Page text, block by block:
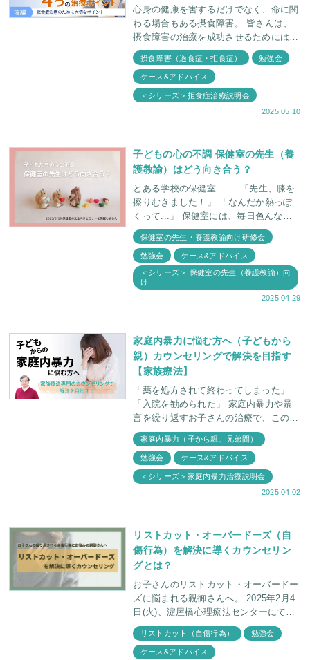
心身の健康を害するだけでなく、命に関
わる場合もある摂食障害。 皆さんは、
摂食障害の治療を成功させるためには何
が大切だと思いますか？ 摂食障害は、
心の健康状態と密接に関わっている病気
です。どのよ
摂食障害（過食症・拒食症） 勉強会
ケース&アドバイス
＜シリーズ＞拒食症治療説明会
2025.05.10
子どもの心の不調 保健室の先生（養
護教諭）はどう向き合う？
とある学校の保健室 —— 「先生、膝を
擦りむきました！」 「なんだか熱っぽ
くって...」 保健室には、毎日色んな子
どもたちがやって来ます。 保健室の先
生は、子どもたちが回復する
保健室の先生・養護教諭向け研修会
勉強会 ケース&アドバイス
＜シリーズ＞ 保健室の先生（養護教諭）向
け
2025.04.29
家庭内暴力に悩む方へ（子どもから
親）カウンセリングで解決を目指す
【家族療法】
「薬を処方されて終わってしまった」
「入院を勧められた」 家庭内暴力や暴
言を繰り返すお子さんの治療で、このよ
うな経験をされたご家庭は少なくありま
せん。親子で勇気を出して治療へと踏み
出したのに、
家庭内暴力（子から親、兄弟間）
勉強会 ケース&アドバイス
＜シリーズ＞家庭内暴力治療説明会
2025.04.02
リストカット・オーバードーズ（自
傷行為）を解決に導くカウンセリン
グとは？
お子さんのリストカット・オーバードー
ズに悩まれる親御さんへ。 2025年2月4
日(火)、淀屋橋心理療法センターにて親
御さん向け「リストカット・オーバード
リストカット（自傷行為） 勉強会
ケース&アドバイス